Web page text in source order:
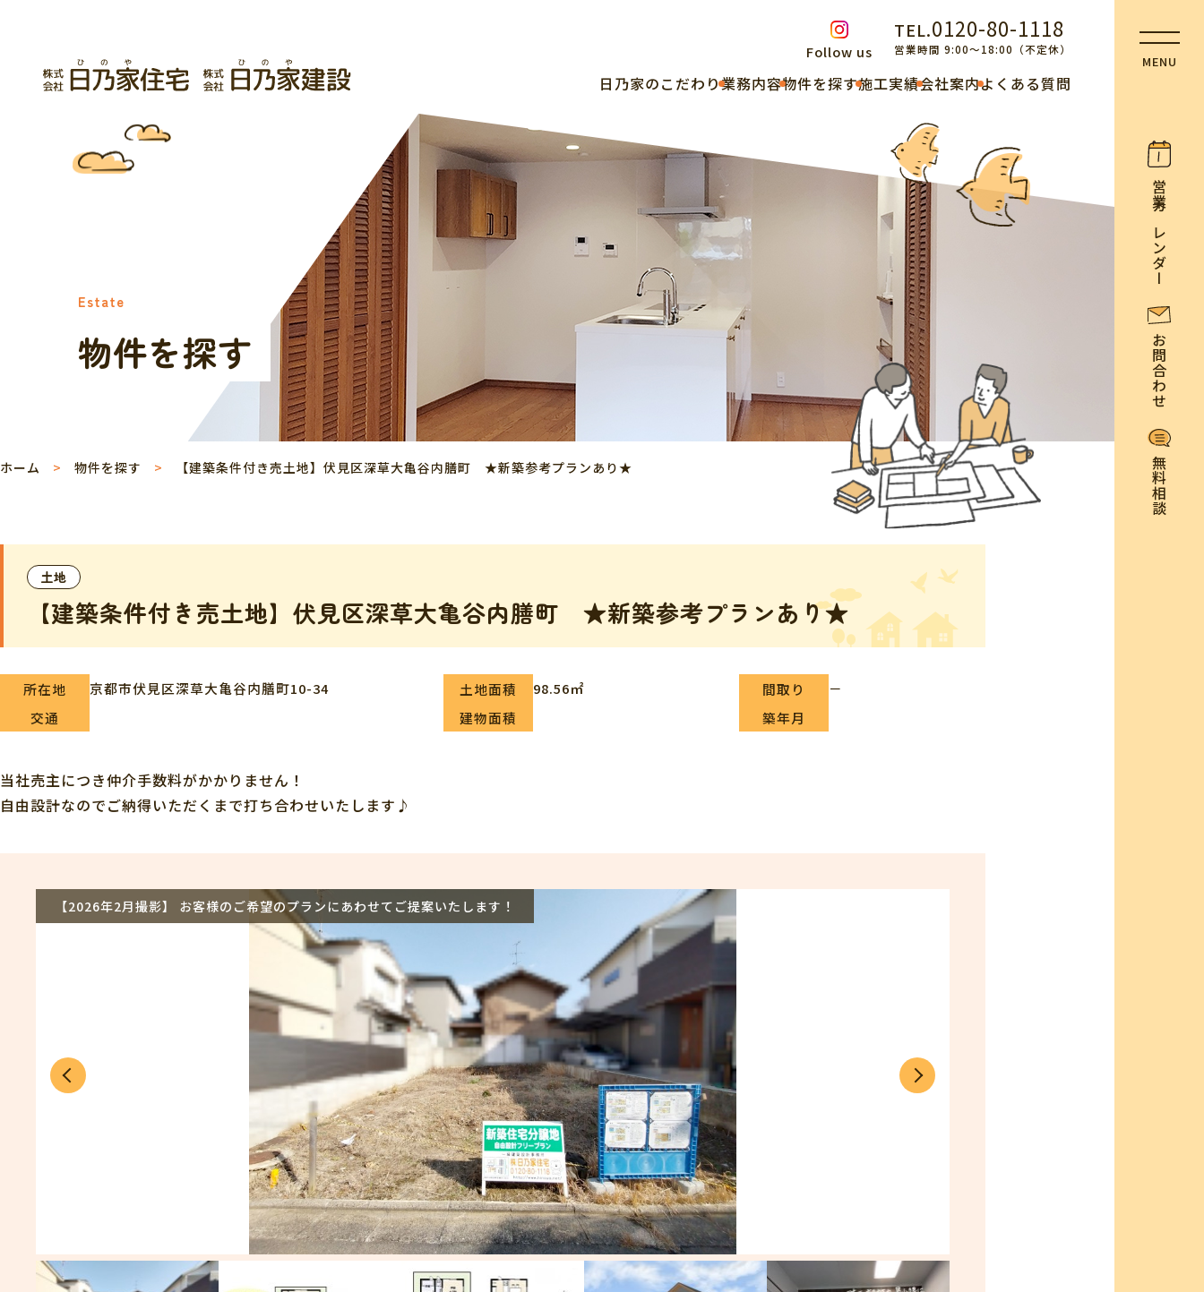
Follow us
TEL.0120-80-1118
営業時間 9:00～18:00（不定休）
⽇乃家のこだわり業務内容物件を探す施工実績会社案内よくある質問
営業カレンダー
お問合わせ
無料相談
Estate
物件を探す
ホーム 物件を探す 【建築条件付き売土地】伏見区深草大亀谷内膳町 ★新築参考プランあり★
土地
【建築条件付き売土地】伏見区深草大亀谷内膳町 ★新築参考プランあり★
所在地 京都市伏見区深草大亀谷内膳町10-34 土地面積 98.56㎡ 間取り
－
交通
建物面積 築年月
当社売主につき仲介手数料がかかりません！
自由設計なのでご納得いただくまで打ち合わせいたします♪
【2026年2月撮影】 お客様のご希望のプランにあわせてご提案いたします！